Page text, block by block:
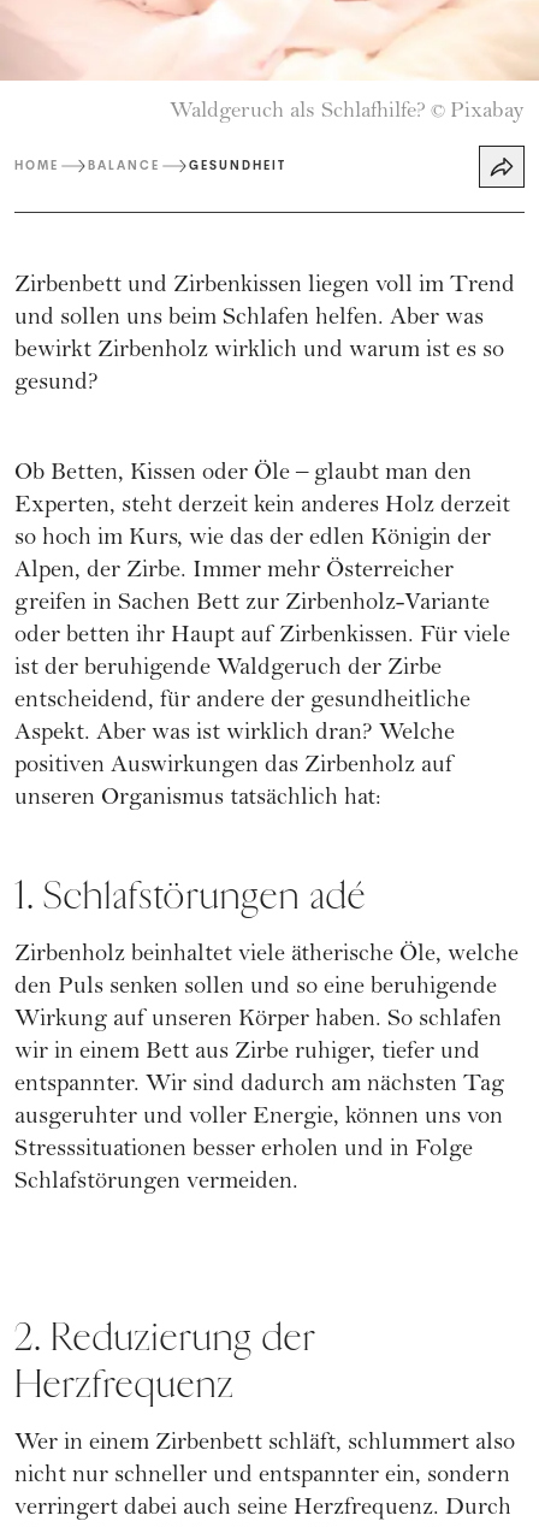
Waldgeruch als Schlafhilfe? © Pixabay
HOME BALANCE GESUNDHEIT
Zirbenbett und Zirbenkissen liegen voll im Trend
und sollen uns beim Schlafen helfen. Aber was
bewirkt Zirbenholz wirklich und warum ist es so
gesund?
Ob Betten, Kissen oder Öle – glaubt man den
Experten, steht derzeit kein anderes Holz derzeit
so hoch im Kurs, wie das der edlen Königin der
Alpen, der Zirbe. Immer mehr Österreicher
greifen in Sachen Bett zur Zirbenholz-Variante
oder betten ihr Haupt auf Zirbenkissen. Für viele
ist der beruhigende Waldgeruch der Zirbe
entscheidend, für andere der gesundheitliche
Aspekt. Aber was ist wirklich dran? Welche
positiven Auswirkungen das Zirbenholz auf
unseren Organismus tatsächlich hat:
1. Schlafstörungen adé
Zirbenholz beinhaltet viele ätherische Öle, welche
den Puls senken sollen und so eine beruhigende
Wirkung auf unseren Körper haben. So schlafen
wir in einem Bett aus Zirbe ruhiger, tiefer und
entspannter. Wir sind dadurch am nächsten Tag
ausgeruhter und voller Energie, können uns von
Stresssituationen besser erholen und in Folge
Schlafstörungen vermeiden.
2. Reduzierung der
Herzfrequenz
Wer in einem Zirbenbett schläft, schlummert also
nicht nur schneller und entspannter ein, sondern
verringert dabei auch seine Herzfrequenz. Durch